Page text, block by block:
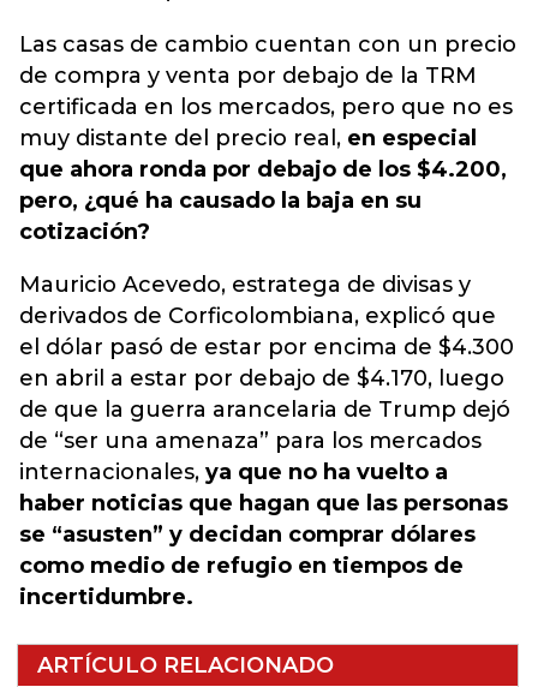
Las casas de cambio cuentan con un precio
de compra y venta por debajo de la TRM
certificada en los mercados, pero que no es
muy distante del precio real, en especial
que ahora ronda por debajo de los $4.200,
pero, ¿qué ha causado la baja en su
cotización?
Mauricio Acevedo, estratega de divisas y
derivados de Corficolombiana, explicó que
el dólar pasó de estar por encima de $4.300
en abril a estar por debajo de $4.170, luego
de que la guerra arancelaria de Trump dejó
de “ser una amenaza” para los mercados
internacionales, ya que no ha vuelto a
haber noticias que hagan que las personas
se “asusten” y decidan comprar dólares
como medio de refugio en tiempos de
incertidumbre.
ARTÍCULO RELACIONADO